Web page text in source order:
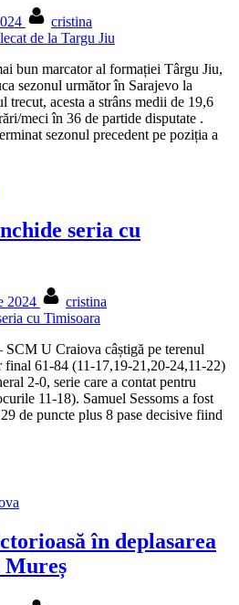
cristina
bun marcator al formației Târgu Jiu,
sezonul următor în Sarajevo la
acesta a strâns medii de 19,6
meci în 36 de partide disputate .
sezonul precedent pe poziția a
seria cu
2024 cristina
U Craiova câștigă pe terenul
61-84 (11-17,19-21,20-24,11-22)
2-0, serie care a contat pentru
11-18). Samuel Sessoms a fost
de puncte plus 8 pase decisive fiind
în deplasarea
Mureș